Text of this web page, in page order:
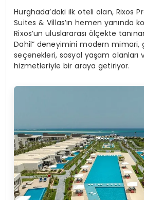
Hurghada’daki ilk oteli olan, Rixos
Suites & Villas’ın hemen yanında
Rixos’un uluslararası ölçekte
Dahil” deneyimini modern mimari,
seçenekleri, sosyal yaşam alanları
hizmetleriyle bir araya getiriyor.